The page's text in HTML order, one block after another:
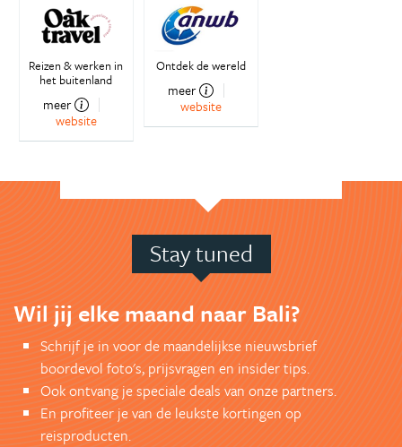
Reizen & werken in
het buitenland
meer
website
Ontdek de wereld
meer
website
Stay tuned
Wil jij elke maand naar Bali?
Schrijf je in voor de maandelijkse nieuwsbrief
boordevol foto's, prijsvragen en insider tips.
Ook ontvang je speciale deals van onze partners.
En profiteer je van de leukste kortingen op
reisproducten.